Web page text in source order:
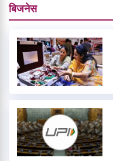
बिजनेस